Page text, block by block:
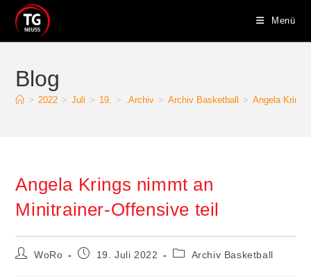
Inhalt
springen
Menü
Blog
> 2022 > Juli > 19. > .Archiv > Archiv Basketball > Angela
Angela Krings nimmt an
Minitrainer-Offensive teil
Beitrags-
WoRo
Beitrag19. Juli 2022
Beitrags-
Archiv Basketball